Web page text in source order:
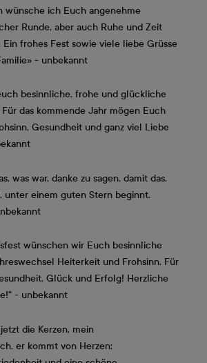
wünsche ich Euch angenehme
Runde, aber auch Ruhe und Zeit
Ein frohes Fest sowie viele liebe Grüsse
- unbekannt
besinnliche, frohe und glückliche
das kommende Jahr mögen Euch
Gesundheit und ganz viel Liebe
was war, danke zu sagen, damit das,
unter einem guten Stern beginnt.
wünschen wir Euch besinnliche
Heiterkeit und Frohsinn. Für
Glück und Erfolg! Herzliche
- unbekannt
die Kerzen, mein
er kommt von Herzen: